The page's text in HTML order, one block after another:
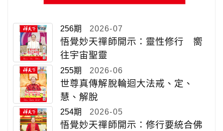
256期 2026-07
悟覺妙天禪師開示：靈性修行 嚮
往宇宙聖靈
255期 2026-06
世尊真傳解脫輪迴大法戒、定、
慧、解脫
254期 2026-05
悟覺妙天禪師開示：修行要統合佛